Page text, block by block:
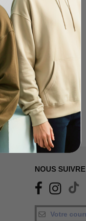
NOUS SUIVRE